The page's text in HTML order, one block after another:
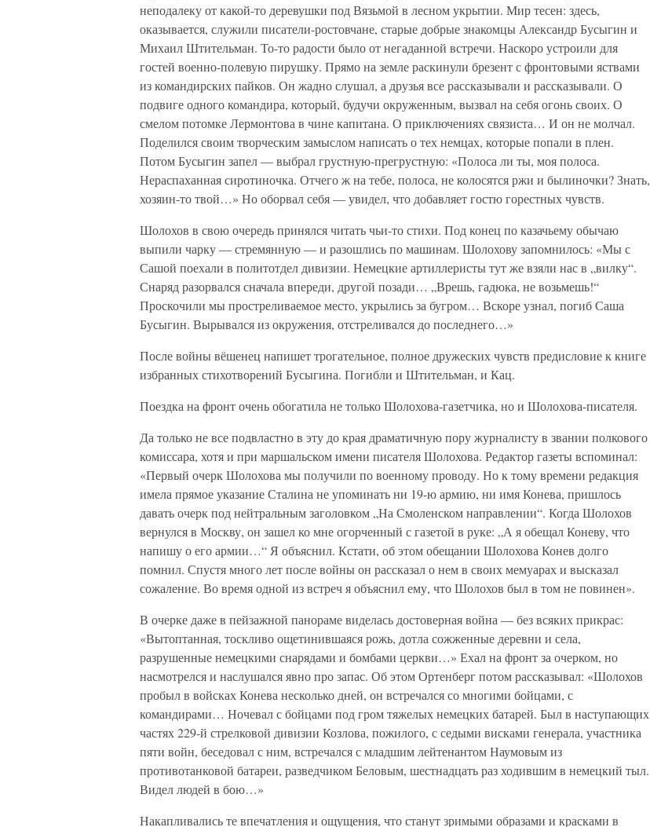
неподалеку от какой-то деревушки под Вязьмой в лесном укрытии. Мир тесен: здесь,
оказывается, служили писатели-ростовчане, старые добрые знакомцы Александр Бусыгин и
Михаил Штительман. То-то радости было от негаданной встречи. Наскоро устроили для
гостей военно-полевую пирушку. Прямо на земле раскинули брезент с фронтовыми яствами
из командирских пайков. Он жадно слушал, а друзья все рассказывали и рассказывали. О
подвиге одного командира, который, будучи окруженным, вызвал на себя огонь своих. О
смелом потомке Лермонтова в чине капитана. О приключениях связиста… И он не молчал.
Поделился своим творческим замыслом написать о тех немцах, которые попали в плен.
Потом Бусыгин запел — выбрал грустную-прегрустную: «Полоса ли ты, моя полоса.
Нераспаханная сиротиночка. Отчего ж на тебе, полоса, не колосятся ржи и былиночки? Знать,
хозяин-то твой…» Но оборвал себя — увидел, что добавляет гостю горестных чувств.
Шолохов в свою очередь принялся читать чьи-то стихи. Под конец по казачьему обычаю
выпили чарку — стремянную — и разошлись по машинам. Шолохову запомнилось: «Мы с
Сашой поехали в политотдел дивизии. Немецкие артиллеристы тут же взяли нас в „вилку“.
Снаряд разорвался сначала впереди, другой позади… „Врешь, гадюка, не возьмешь!“
Проскочили мы простреливаемое место, укрылись за бугром… Вскоре узнал, погиб Саша
Бусыгин. Вырывался из окружения, отстреливался до последнего…»
После войны вёшенец напишет трогательное, полное дружеских чувств предисловие к книге
избранных стихотворений Бусыгина. Погибли и Штительман, и Кац.
Поездка на фронт очень обогатила не только Шолохова-газетчика, но и Шолохова-писателя.
Да только не все подвластно в эту до края драматичную пору журналисту в звании полкового
комиссара, хотя и при маршальском имени писателя Шолохова. Редактор газеты вспоминал:
«Первый очерк Шолохова мы получили по военному проводу. Но к тому времени редакция
имела прямое указание Сталина не упоминать ни 19-ю армию, ни имя Конева, пришлось
давать очерк под нейтральным заголовком „На Смоленском направлении“. Когда Шолохов
вернулся в Москву, он зашел ко мне огорченный с газетой в руке: „А я обещал Коневу, что
напишу о его армии…“ Я объяснил. Кстати, об этом обещании Шолохова Конев долго
помнил. Спустя много лет после войны он рассказал о нем в своих мемуарах и высказал
сожаление. Во время одной из встреч я объяснил ему, что Шолохов был в том не повинен».
В очерке даже в пейзажной панораме виделась достоверная война — без всяких прикрас:
«Вытоптанная, тоскливо ощетинившаяся рожь, дотла сожженные деревни и села,
разрушенные немецкими снарядами и бомбами церкви…» Ехал на фронт за очерком, но
насмотрелся и наслушался явно про запас. Об этом Ортенберг потом рассказывал: «Шолохов
пробыл в войсках Конева несколько дней, он встречался со многими бойцами, с
командирами… Ночевал с бойцами под гром тяжелых немецких батарей. Был в наступающих
частях 229-й стрелковой дивизии Козлова, пожилого, с седыми висками генерала, участника
пяти войн, беседовал с ним, встречался с младшим лейтенантом Наумовым из
противотанковой батареи, разведчиком Беловым, шестнадцать раз ходившим в немецкий тыл.
Видел людей в бою…»
Накапливались те впечатления и ощущения, что станут зримыми образами и красками в